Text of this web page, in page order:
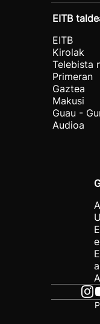
EITB
EITB
Kirolak
Telebista
Primeran
Gaztea
Makusi
Guau -
Audioa